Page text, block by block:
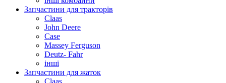
Запчастини для тракторів
Claas
John Deere
Case
Massey Ferguson
Deutz- Fahr
інші
Запчастини для жаток
Claas